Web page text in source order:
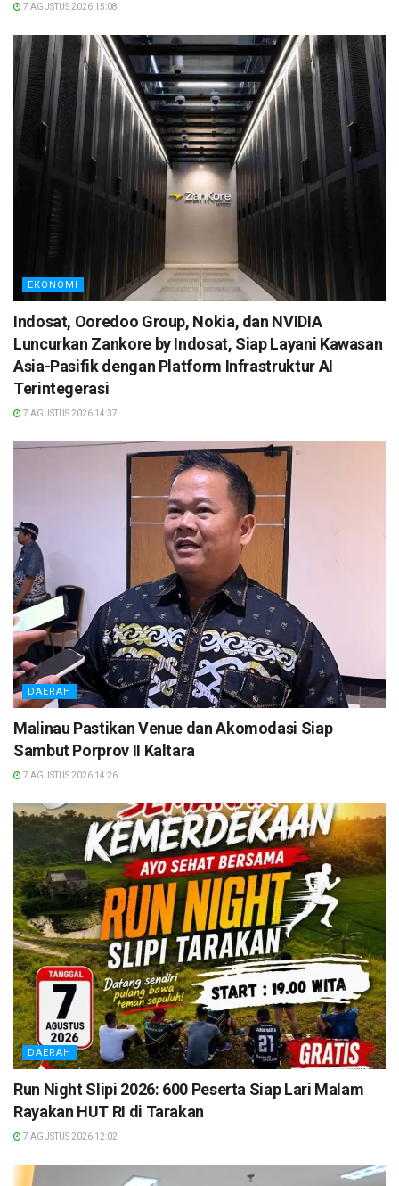
7 AGUSTUS 2026 15:08
EKONOMI
Indosat, Ooredoo Group, Nokia, dan NVIDIA
Luncurkan Zankore by Indosat, Siap Layani Kawasan
Asia-Pasifik dengan Platform Infrastruktur AI
Terintegerasi
7 AGUSTUS 2026 14:37
DAERAH
Malinau Pastikan Venue dan Akomodasi Siap
Sambut Porprov II Kaltara
7 AGUSTUS 2026 14:26
DAERAH
Run Night Slipi 2026: 600 Peserta Siap Lari Malam
Rayakan HUT RI di Tarakan
7 AGUSTUS 2026 12:02